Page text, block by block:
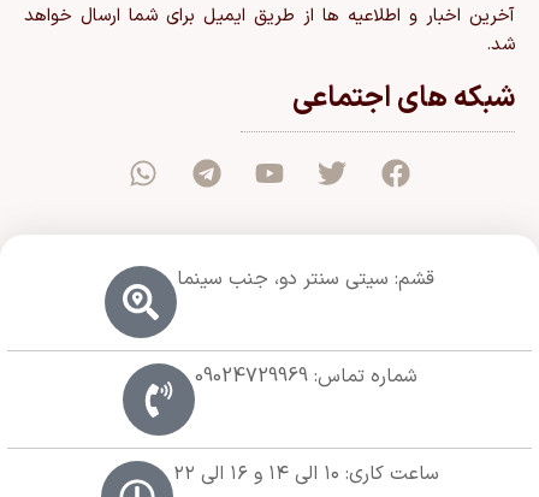
آخرین اخبار و اطلاعیه ها از طریق ایمیل برای شما ارسال خواهد
شد.
شبکه های اجتماعی
قشم: سیتی سنتر دو، جنب سینما
شماره تماس: 09024729969
ساعت کاری: ۱۰ الی ۱۴ و ۱۶ الی ۲۲